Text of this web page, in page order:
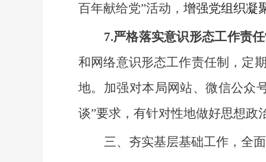
百年献给党”活动， 增强党组织凝
7.严格落实意识形态工作责任
和 网络意识形态工作责任制， 定
地。 加强对本局网站、微信公众
谈”要求，有针对性地做好思想政
三、夯实基层基础工作，全